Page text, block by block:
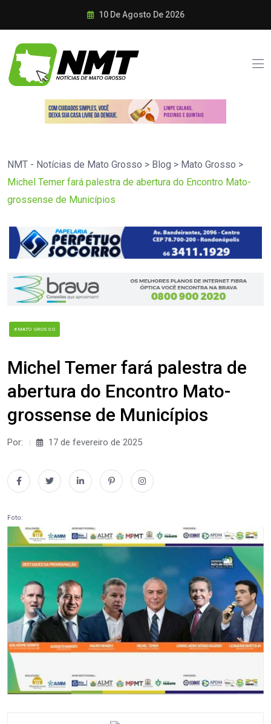
10 De Agosto De 2026
NMT - Notícias de Mato Grosso > Blog > Mato Grosso >
Michel Temer fará palestra de abertura do Encontro Mato-
grossense de Municípios
#MATO GROSSO
Michel Temer fará palestra de
abertura do Encontro Mato-
grossense de Municípios
Por: 17 de fevereiro de 2025
Foto: